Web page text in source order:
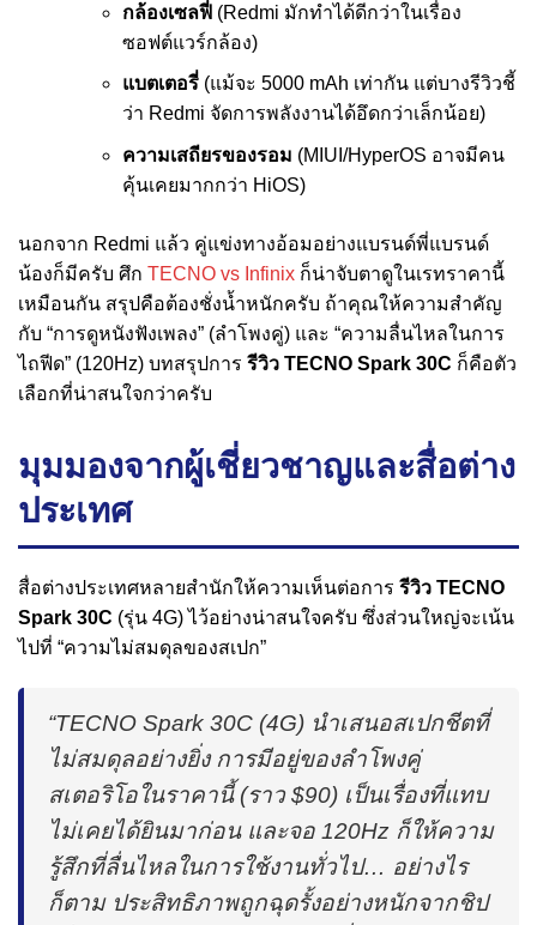
กล้องเซลฟี่ (Redmi มักทำได้ดีกว่าในเรื่อง
ซอฟต์แวร์กล้อง)
แบตเตอรี่(แม้จะ 5000 mAh เท่ากัน แต่บางรีวิวชี้
ว่า Redmi จัดการพลังงานได้อึดกว่าเล็กน้อย)
ความเสถียรของรอม (MIUI/HyperOS อาจมีคน
คุ้นเคยมากกว่า HiOS)
นอกจาก Redmi แล้ว คู่แข่งทางอ้อมอย่างแบรนด์พี่แบรนด์
น้องก็มีครับ ศึก TECNO vs Infinix ก็น่าจับตาดูในเรทราคานี้
เหมือนกัน สรุปคือต้องชั่งน้ำหนักครับ ถ้าคุณให้ความสำคัญ
กับ “การดูหนังฟังเพลง” (ลำโพงคู่) และ “ความลื่นไหลในการ
ไถฟีด” (120Hz) บทสรุปการ รีวิว TECNO Spark 30C ก็คือตัว
เลือกที่น่าสนใจกว่าครับ
มุมมองจากผู้เชี่ยวชาญและสื่อต่าง
ประเทศ
สื่อต่างประเทศหลายสำนักให้ความเห็นต่อการ รีวิว TECNO
Spark 30C (รุ่น 4G) ไว้อย่างน่าสนใจครับ ซึ่งส่วนใหญ่จะเน้น
ไปที่ “ความไม่สมดุลของสเปก”
“TECNO Spark 30C (4G) นำเสนอสเปกชีตที่
ไม่สมดุลอย่างยิ่ง การมีอยู่ของลำโพงคู่
สเตอริโอในราคานี้ (ราว $90) เป็นเรื่องที่แทบ
ไม่เคยได้ยินมาก่อน และจอ 120Hz ก็ให้ความ
รู้สึกที่ลื่นไหลในการใช้งานทั่วไป… อย่างไร
ก็ตาม ประสิทธิภาพถูกฉุดรั้งอย่างหนักจากชิป